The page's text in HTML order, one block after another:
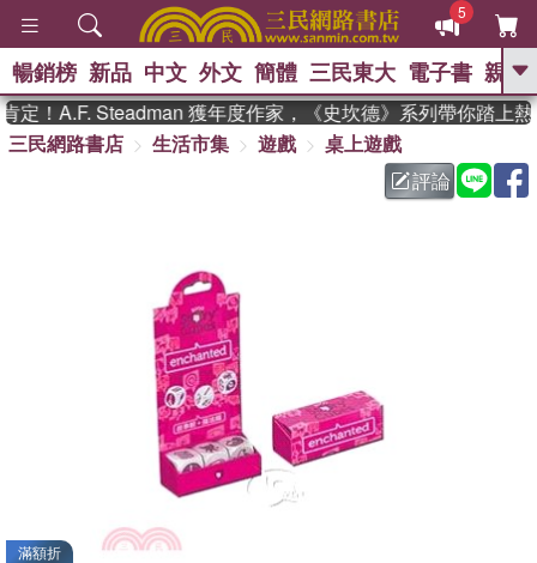
5
GO
熱搜： 東野圭吾 、 高希均教授回憶錄
父親節 、 如果歷
暑期推薦 、 國際布克
暢銷榜 新品 中文 外文 簡體 三民東大 電子書 親子
！A.F. Steadman 獲年度作家，《史坎德》系列帶你踏上熱
三民網路書店
生活市集 遊戲
桌上遊戲
評論
滿額折